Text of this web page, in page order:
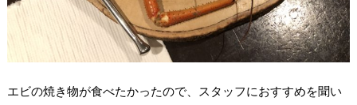
エビの焼き物が食べたかったので、スタッフにおすすめを聞い